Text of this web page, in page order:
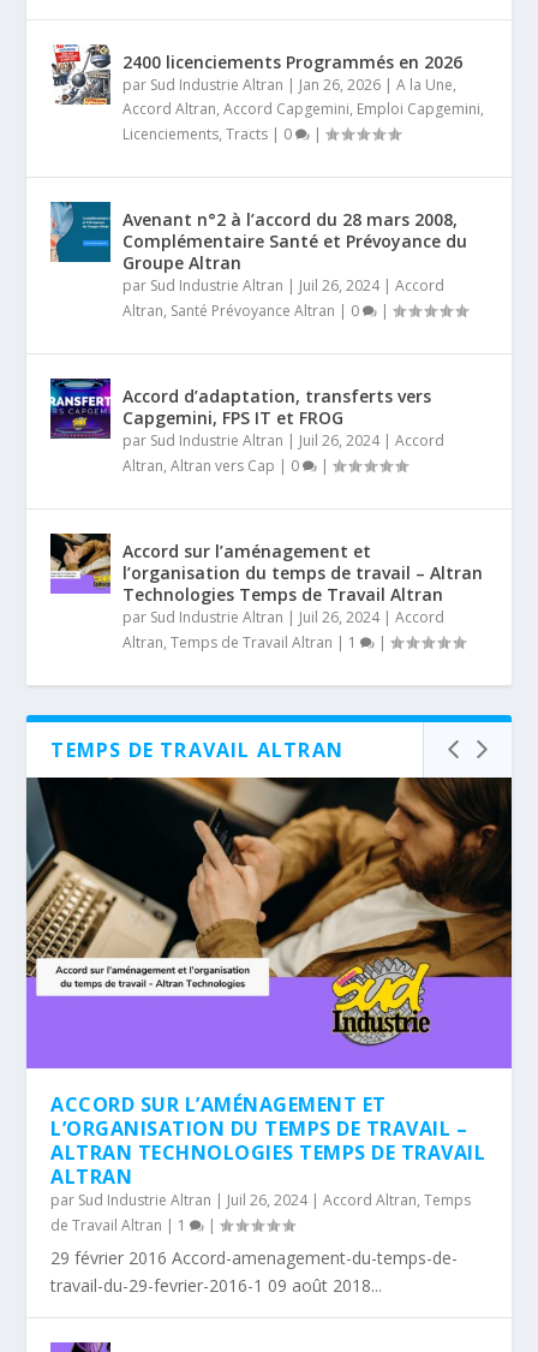
2400 licenciements Programmés en 2026
par Sud Industrie Altran | Jan 26, 2026 |A la Une,
Accord Altran,Accord Capgemini, Emploi Capgemini,
Licenciements,Tracts | 0 |
Avenant n°2 à l’accord du 28 mars 2008,
Complémentaire Santé et Prévoyance du
Groupe Altran
par Sud Industrie Altran | Juil 26, 2024|Accord
Altran, Santé Prévoyance Altran | 0 |
Accord d’adaptation, transferts vers
Capgemini, FPS IT et FROG
par Sud Industrie Altran | Juil 26, 2024|Accord
Altran,Altran vers Cap | 0 |
Accord sur l’aménagement et
l’organisation du temps de travail – Altran
Technologies Temps de Travail Altran
par Sud Industrie Altran | Juil 26, 2024|Accord
Altran,Temps de Travail Altran | 1 |
TEMPS DE TRAVAIL ALTRAN
ACCORD SUR L’AMÉNAGEMENT ET
L’ORGANISATION DU TEMPS DE TRAVAIL –
ALTRAN TECHNOLOGIES TEMPS DE TRAVAIL
ALTRAN
par Sud Industrie Altran | Juil 26, 2024|Accord Altran,Temps
de Travail Altran | 1 |
29 février 2016 Accord-amenagement-du-temps-de-
travail-du-29-fevrier-2016-1 09 août 2018...